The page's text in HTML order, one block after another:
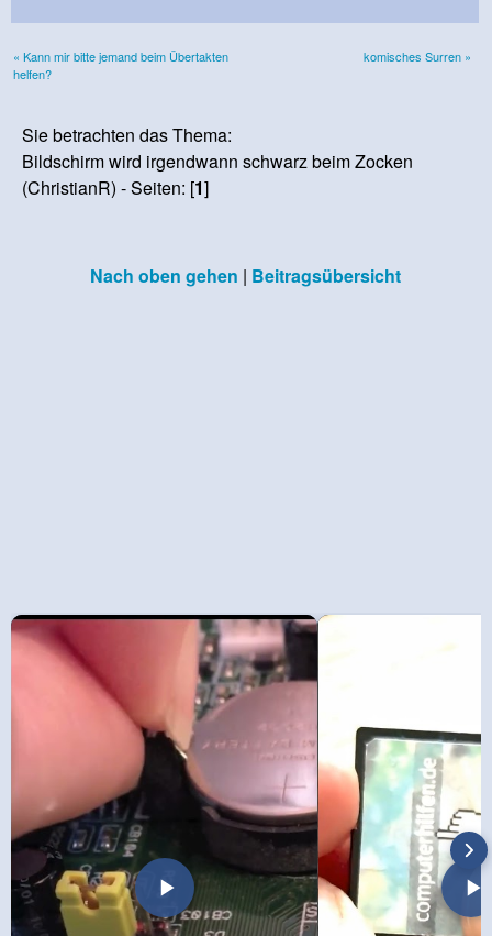
« Kann mir bitte jemand beim Übertakten
helfen?
komisches Surren »
Sie betrachten das Thema:
Bildschirm wird irgendwann schwarz beim Zocken
(ChristianR) - Seiten: [1]
Nach oben gehen | Beitragsübersicht